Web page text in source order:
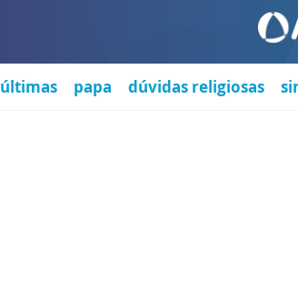
últimas papa dúvidas religiosas